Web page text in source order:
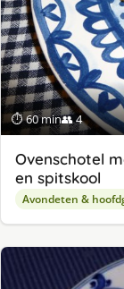
⏱ 60 min👥 4
Ovenschotel
en spitskool
Avondeten &